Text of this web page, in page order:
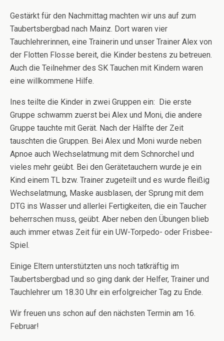
Gestärkt für den Nachmittag machten wir uns auf zum
Taubertsbergbad nach Mainz. Dort waren vier
Tauchlehrerinnen, eine Trainerin und unser Trainer Alex von
der Flotten Flosse bereit, die Kinder bestens zu betreuen.
Auch die Teilnehmer des SK Tauchen mit Kindern waren
eine willkommene Hilfe.
Ines teilte die Kinder in zwei Gruppen ein: Die erste
Gruppe schwamm zuerst bei Alex und Moni, die andere
Gruppe tauchte mit Gerät. Nach der Hälfte der Zeit
tauschten die Gruppen. Bei Alex und Moni wurde neben
Apnoe auch Wechselatmung mit dem Schnorchel und
vieles mehr geübt. Bei den Gerätetauchern wurde je ein
Kind einem TL bzw. Trainer zugeteilt und es wurde fleißig
Wechselatmung, Maske ausblasen, der Sprung mit dem
DTG ins Wasser und allerlei Fertigkeiten, die ein Taucher
beherrschen muss, geübt. Aber neben den Übungen blieb
auch immer etwas Zeit für ein UW-Torpedo- oder Frisbee-
Spiel.
Einige Eltern unterstützten uns noch tatkräftig im
Taubertsbergbad und so ging dank der Helfer, Trainer und
Tauchlehrer um 18.30 Uhr ein erfolgreicher Tag zu Ende.
Wir freuen uns schon auf den nächsten Termin am 16.
Februar!